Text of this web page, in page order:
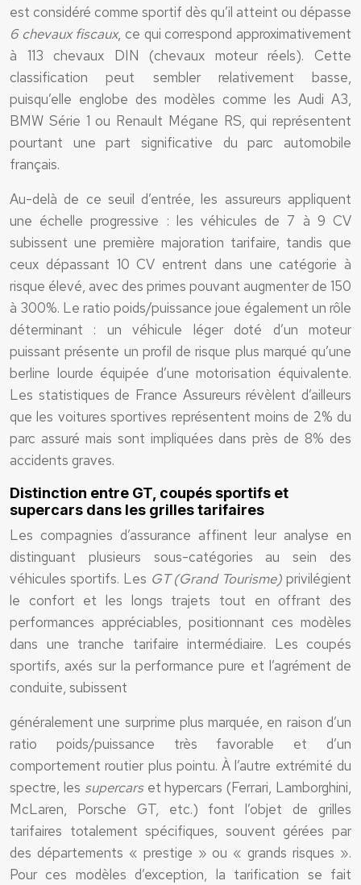
est considéré comme sportif dès qu’il atteint ou dépasse
6 chevaux fiscaux, ce qui correspond approximativement
à 113 chevaux DIN (chevaux moteur réels). Cette
classification peut sembler relativement basse,
puisqu’elle englobe des modèles comme les Audi A3,
BMW Série 1 ou Renault Mégane RS, qui représentent
pourtant une part significative du parc automobile
français.
Au-delà de ce seuil d’entrée, les assureurs appliquent
une échelle progressive : les véhicules de 7 à 9 CV
subissent une première majoration tarifaire, tandis que
ceux dépassant 10 CV entrent dans une catégorie à
risque élevé, avec des primes pouvant augmenter de 150
à 300%. Le ratio poids/puissance joue également un rôle
déterminant : un véhicule léger doté d’un moteur
puissant présente un profil de risque plus marqué qu’une
berline lourde équipée d’une motorisation équivalente.
Les statistiques de France Assureurs révèlent d’ailleurs
que les voitures sportives représentent moins de 2% du
parc assuré mais sont impliquées dans près de 8% des
accidents graves.
Distinction entre GT, coupés sportifs et
supercars dans les grilles tarifaires
Les compagnies d’assurance affinent leur analyse en
distinguant plusieurs sous-catégories au sein des
véhicules sportifs. Les GT (Grand Tourisme) privilégient
le confort et les longs trajets tout en offrant des
performances appréciables, positionnant ces modèles
dans une tranche tarifaire intermédiaire. Les coupés
sportifs, axés sur la performance pure et l’agrément de
conduite, subissent
généralement une surprime plus marquée, en raison d’un
ratio poids/puissance très favorable et d’un
comportement routier plus pointu. À l’autre extrémité du
spectre, les supercarset hypercars (Ferrari, Lamborghini,
McLaren, Porsche GT, etc.) font l’objet de grilles
tarifaires totalement spécifiques, souvent gérées par
des départements « prestige » ou « grands risques ».
Pour ces modèles d’exception, la tarification se fait